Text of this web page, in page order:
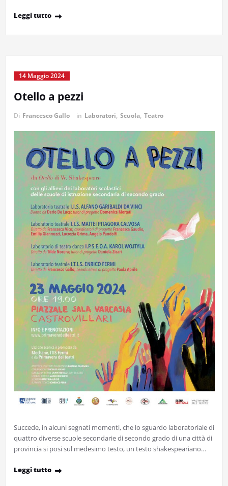
Leggi tutto
14 Maggio 2024
Otello a pezzi
Di Francesco Gallo in Laboratori, Scuola, Teatro
Succede, in alcuni segnati momenti, che lo sguardo laboratoriale di
quattro diverse scuole secondarie di secondo grado di una città di
provincia si posi sul medesimo testo, un testo shakespeariano…
Leggi tutto